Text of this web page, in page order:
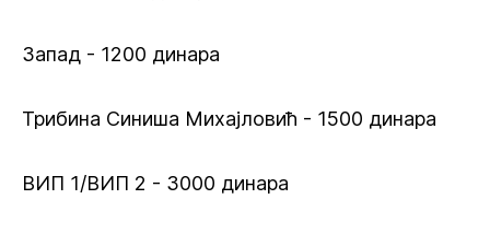
Запад - 1200 динара
Трибина Синиша Михајловић - 1500 динара
ВИП 1/ВИП 2 - 3000 динара